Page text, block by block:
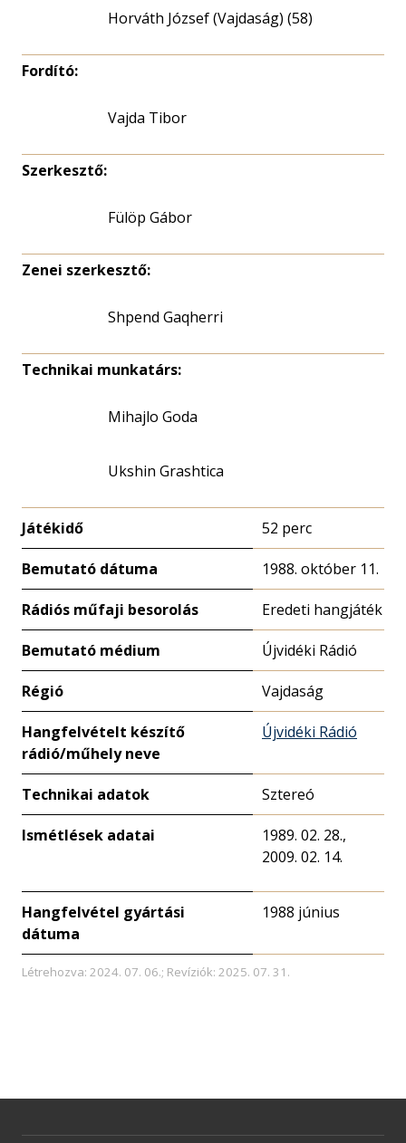
Horváth József (Vajdaság) (58)
Fordító:
Vajda Tibor
Szerkesztő:
Fülöp Gábor
Zenei szerkesztő:
Shpend Gaqherri
Technikai munkatárs:
Mihajlo Goda
Ukshin Grashtica
Játékidő 52 perc
Bemutató dátuma 1988. október 11.
Rádiós műfaji besorolás Eredeti hangjáték
Bemutató médium Újvidéki Rádió
Régió Vajdaság
Hangfelvételt készítő
rádió/műhely neve
Újvidéki Rádió
Technikai adatok Sztereó
Ismétlések adatai
1989. 02. 28.,
2009. 02. 14.
Hangfelvétel gyártási
dátuma
1988 június
Létrehozva: 2024. 07. 06.; Revíziók: 2025. 07. 31.